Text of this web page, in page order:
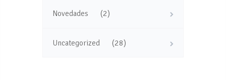
Novedades (2)
Uncategorized (28)